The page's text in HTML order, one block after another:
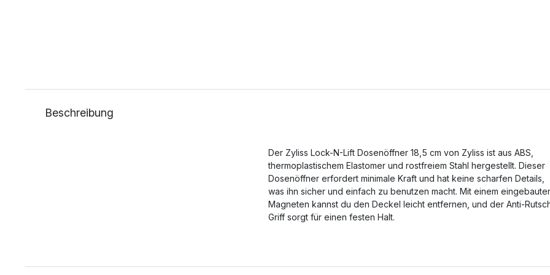
Beschreibung
Der Zyliss Lock-N-Lift Dosenöffner 18,5 cm von Zyliss ist aus ABS,
thermoplastischem Elastomer und rostfreiem Stahl hergestellt. Dieser
Dosenöffner erfordert minimale Kraft und hat keine scharfen Details,
was ihn sicher und einfach zu benutzen macht. Mit einem
Magneten kannst du den Deckel leicht entfernen, und der Anti-
Griff sorgt für einen festen Halt.